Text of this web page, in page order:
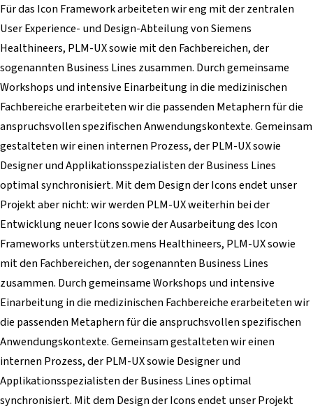
Für das Icon Framework arbeiteten wir eng mit der zentralen
User Experience- und Design-Abteilung von Siemens
Healthineers, PLM-UX sowie mit den Fachbereichen, der
sogenannten Business Lines zusammen. Durch gemeinsame
Workshops und intensive Einarbeitung in die medizinischen
Fachbereiche erarbeiteten wir die passenden Metaphern für die
anspruchsvollen spezifischen Anwendungskontexte. Gemeinsam
gestalteten wir einen internen Prozess, der PLM-UX sowie
Designer und Applikationsspezialisten der Business Lines
optimal synchronisiert. Mit dem Design der Icons endet unser
Projekt aber nicht: wir werden PLM-UX weiterhin bei der
Entwicklung neuer Icons sowie der Ausarbeitung des Icon
Frameworks unterstützen.mens Healthineers, PLM-UX sowie
mit den Fachbereichen, der sogenannten Business Lines
zusammen. Durch gemeinsame Workshops und intensive
Einarbeitung in die medizinischen Fachbereiche erarbeiteten wir
die passenden Metaphern für die anspruchsvollen spezifischen
Anwendungskontexte. Gemeinsam gestalteten wir einen
internen Prozess, der PLM-UX sowie Designer und
Applikationsspezialisten der Business Lines optimal
synchronisiert. Mit dem Design der Icons endet unser Projekt